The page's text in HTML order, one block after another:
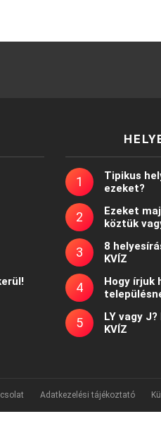
Tipikus
ezeket?
Ezeket
köztük
8
KVÍZ
Hogy írjuk
LY vagy
KVÍZ
Adatkezelési tájékoztató